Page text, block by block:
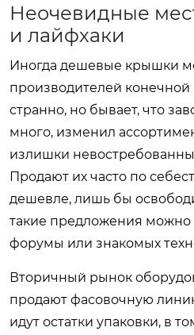
Неочевидные
и лайфхаки
Иногда дешевые крышки
производителей конечной
странно, но бывает, что
много, изменил
излишки
Продают их часто по
дешевле, лишь бы
такие предложения можно
форумы или знакомых
Вторичный рынок
продают фасовочную
идут остатки упаковки, в